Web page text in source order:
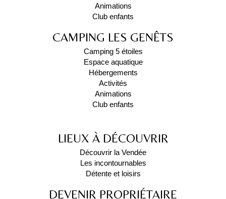
Animations
Club enfants
CAMPING LES GENÊTS
Camping 5 étoiles
Espace aquatique
Hébergements
Activités
Animations
Club enfants
LIEUX À DÉCOUVRIR
Découvrir la Vendée
Les incontournables
Détente et loisirs
DEVENIR PROPRIÉTAIRE